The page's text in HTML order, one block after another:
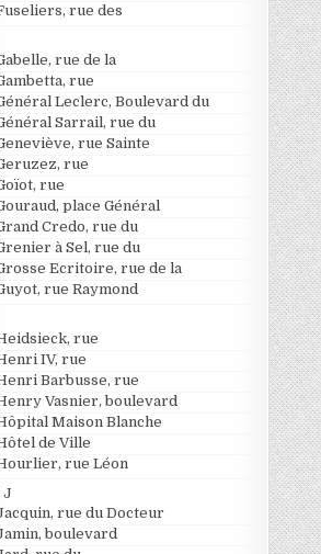
rue des
rue de la
rue
Leclerc, Boulevard du
Sarrail, rue du
rue Sainte
rue
rue
place Général
Credo, rue du
à Sel, rue du
Ecritoire, rue de la
rue Raymond
rue
IV, rue
Barbusse, rue
Vasnier, boulevard
Maison Blanche
de Ville
rue Léon
J
rue du Docteur
boulevard